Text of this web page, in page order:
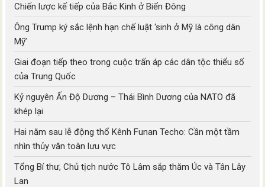
Chiến lược kế tiếp của Bắc Kinh ở Biển Đông
Ông Trump ký sắc lệnh hạn chế luật ‘sinh ở Mỹ là công dân
Mỹ’
Giai đoạn tiếp theo trong cuộc trấn áp các dân tộc thiểu số
của Trung Quốc
Kỷ nguyên Ấn Độ Dương – Thái Bình Dương của NATO đã
khép lại
Hai năm sau lễ động thổ Kênh Funan Techo: Cần một tầm
nhìn thủy văn toàn lưu vực
Tổng Bí thư, Chủ tịch nước Tô Lâm sắp thăm Úc và Tân Lây
Lan